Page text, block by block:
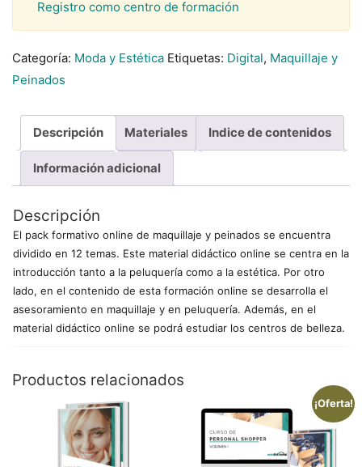
Registro como centro de formación
Categoría: Moda y Estética Etiquetas: Digital, Maquillaje y
Peinados
Descripción Materiales Indice de contenidos
Información adicional
Descripción
El pack formativo online de maquillaje y peinados se encuentra
dividido en 12 temas. Este material didáctico online se centra en la
introducción tanto a la peluquería como a la estética. Por otro
lado, en el contenido de esta formación online se desarrolla el
asesoramiento en maquillaje y en peluquería. Además, en el
material didáctico online se podrá estudiar los centros de belleza.
Productos relacionados
¡Oferta!